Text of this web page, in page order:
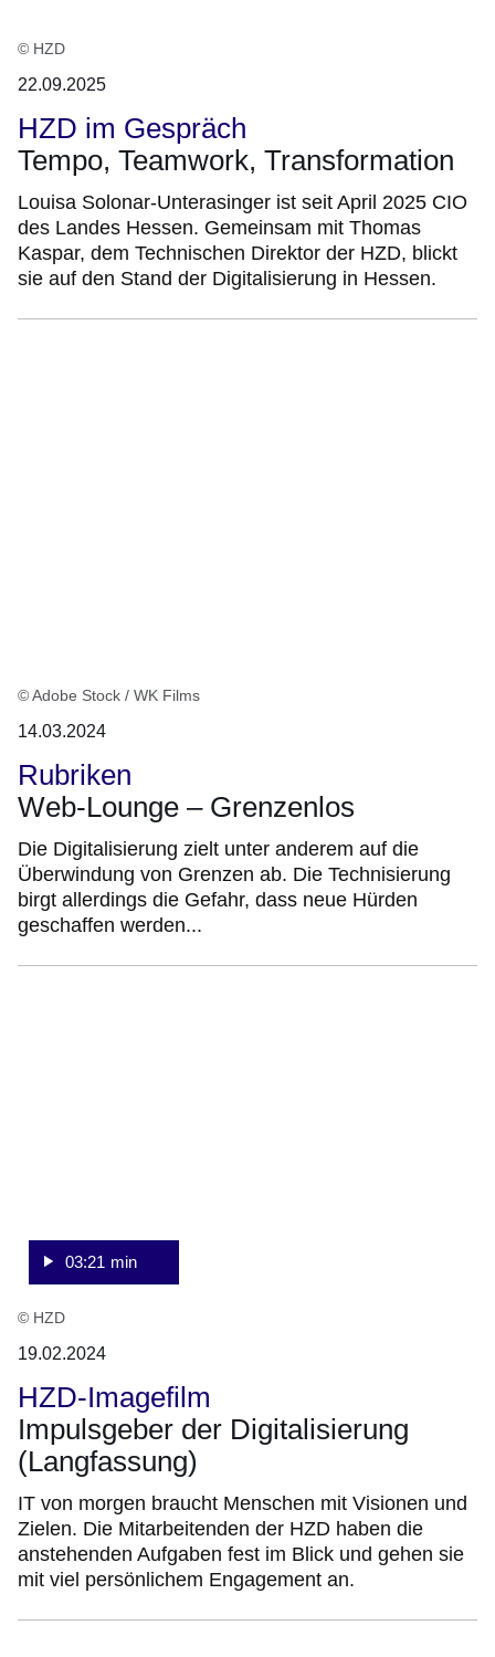
© HZD
22.09.2025
HZD im Gespräch
Tempo, Teamwork, Transformation
Louisa Solonar-Unterasinger ist seit April 2025 CIO
des Landes Hessen. Gemeinsam mit Thomas
Kaspar, dem Technischen Direktor der HZD, blickt
sie auf den Stand der Digitalisierung in Hessen.
© Adobe Stock / WK Films
14.03.2024
Rubriken
Web-Lounge – Grenzenlos
Die Digitalisierung zielt unter anderem auf die
Überwindung von Grenzen ab. Die Technisierung
birgt allerdings die Gefahr, dass neue Hürden
geschaffen werden...
03:21 min
© HZD
19.02.2024
HZD-Imagefilm
Impulsgeber der Digitalisierung
(Langfassung)
IT von morgen braucht Menschen mit Visionen und
Zielen. Die Mitarbeitenden der HZD haben die
anstehenden Aufgaben fest im Blick und gehen sie
mit viel persönlichem Engagement an.